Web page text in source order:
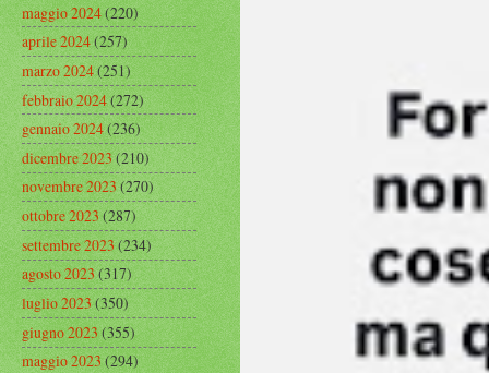
maggio 2024(220)
aprile 2024(257)
marzo 2024(251)
febbraio 2024(272)
gennaio 2024(236)
dicembre 2023(210)
novembre 2023(270)
ottobre 2023(287)
settembre 2023(234)
agosto 2023(317)
luglio 2023(350)
giugno 2023(355)
maggio 2023(294)